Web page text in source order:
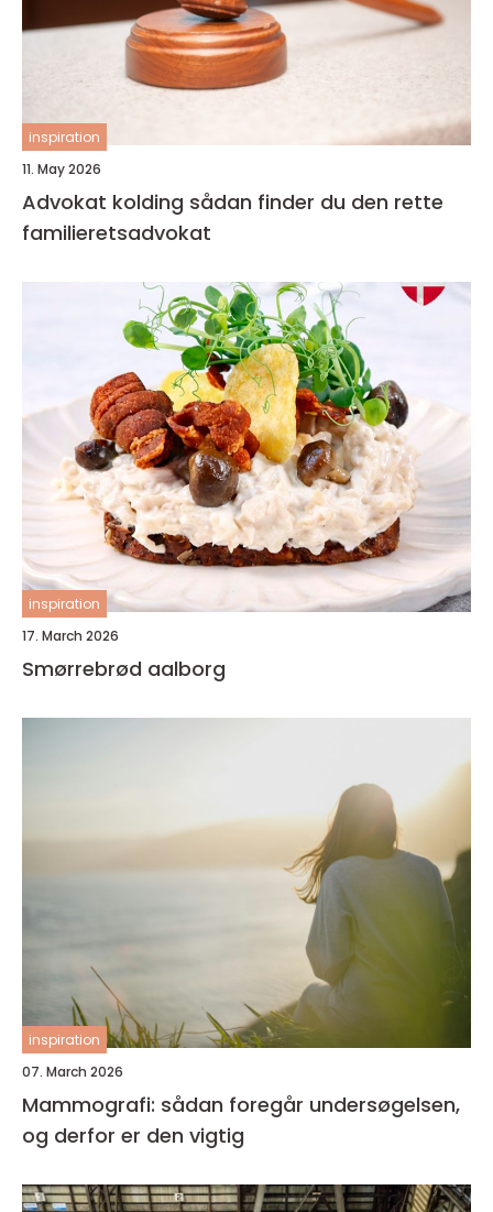
inspiration
11. May 2026
Advokat kolding sådan finder du den rette
familieretsadvokat
inspiration
17. March 2026
Smørrebrød aalborg
inspiration
07. March 2026
Mammografi: sådan foregår undersøgelsen,
og derfor er den vigtig